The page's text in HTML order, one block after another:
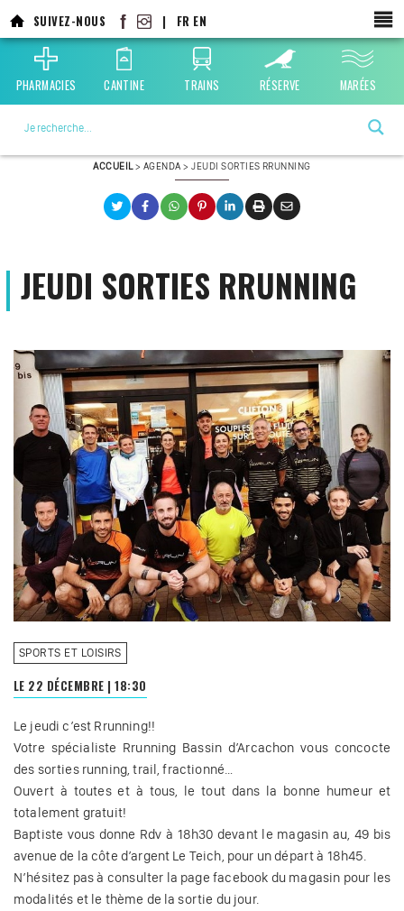
au
contenu
principal
SUIVEZ-NOUS | FR EN
PHARMACIES CANTINE TRAINS RÉSERVE MARÉES
ACCUEIL> AGENDA >JEUDI SORTIES RRUNNING
JEUDI SORTIES RRUNNING
SPORTS ET LOISIRS
LE 22 DÉCEMBRE |18:30
Le jeudi c’est Rrunning!!
Votre spécialiste Rrunning Bassin d’Arcachon vous concocte
des sorties running, trail, fractionné…
Ouvert à toutes et à tous, le tout dans la bonne humeur et
totalement gratuit!
Baptiste vous donne Rdv à 18h30 devant le magasin au, 49 bis
avenue de la côte d’argent Le Teich, pour un départ à 18h45.
N’hésitez pas à consulter la page facebook du magasin pour les
modalités et le thème de la sortie du jour.